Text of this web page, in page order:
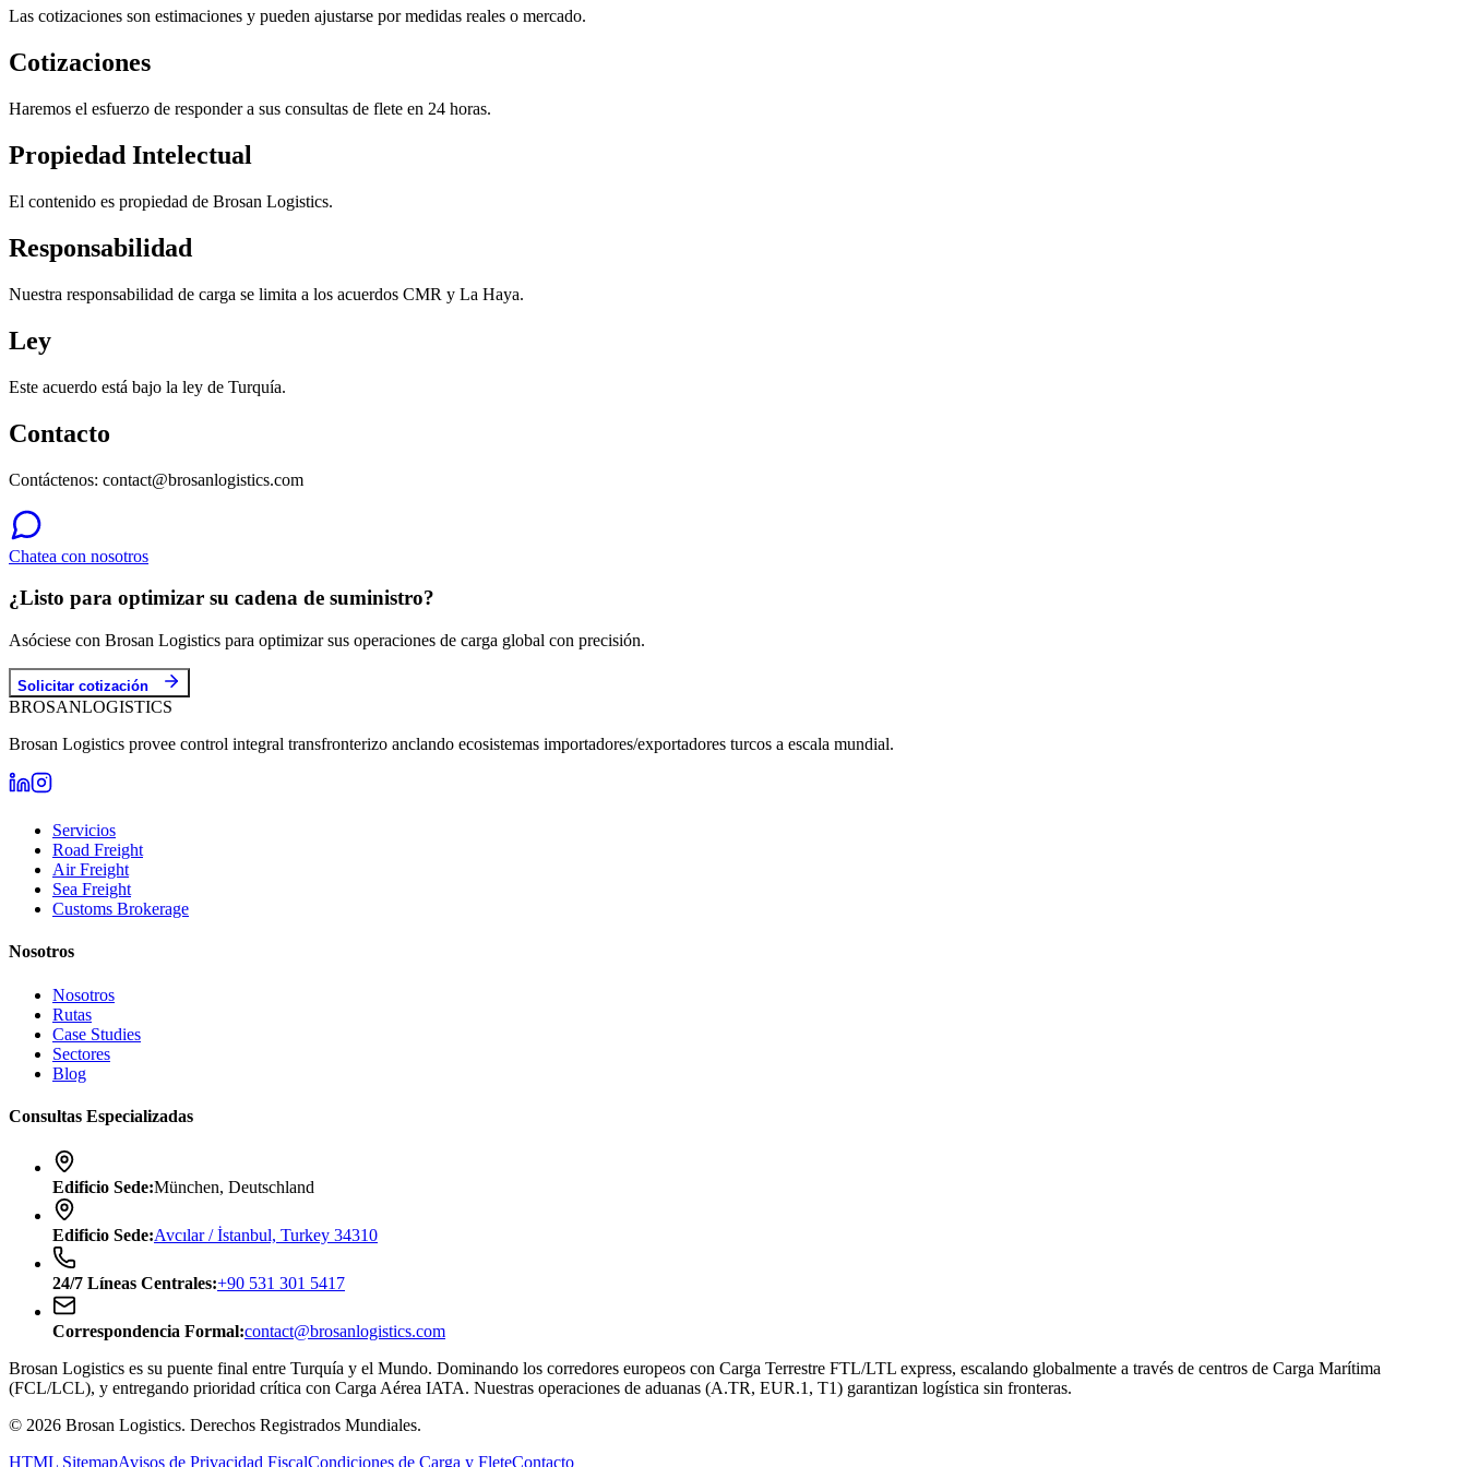
Las cotizaciones son estimaciones y pueden ajustarse por medidas reales o mercado.
Cotizaciones
Haremos el esfuerzo de responder a sus consultas de flete en 24 horas.
Propiedad Intelectual
El contenido es propiedad de Brosan Logistics.
Responsabilidad
Nuestra responsabilidad de carga se limita a los acuerdos CMR y La Haya.
Ley
Este acuerdo está bajo la ley de Turquía.
Contacto
Contáctenos: contact@brosanlogistics.com
Chatea con nosotros
¿Listo para optimizar su cadena de suministro?
Asóciese con Brosan Logistics para optimizar sus operaciones de carga global con precisión.
Solicitar cotización
BROSANLOGISTICS
Brosan Logistics provee control integral transfronterizo anclando ecosistemas importadores/exportadores turcos a escala mundial.
Servicios
Road Freight
Air Freight
Sea Freight
Customs Brokerage
Nosotros
Nosotros
Rutas
Case Studies
Sectores
Blog
Consultas Especializadas
Edificio Sede:München, Deutschland
Edificio Sede:Avcılar / İstanbul, Turkey 34310
24/7 Líneas Centrales:+90 531 301 5417
Correspondencia Formal:contact@brosanlogistics.com
Brosan Logistics es su puente final entre Turquía y el Mundo. Dominando los corredores europeos con Carga Terrestre FTL/LTL express, escalando globalmente a través de centros de Carga Marítima
(FCL/LCL), y entregando prioridad crítica con Carga Aérea IATA. Nuestras operaciones de aduanas (A.TR, EUR.1, T1) garantizan logística sin fronteras.
© 2026 Brosan Logistics. Derechos Registrados Mundiales.
HTML SitemapAvisos de Privacidad FiscalCondiciones de Carga y FleteContacto